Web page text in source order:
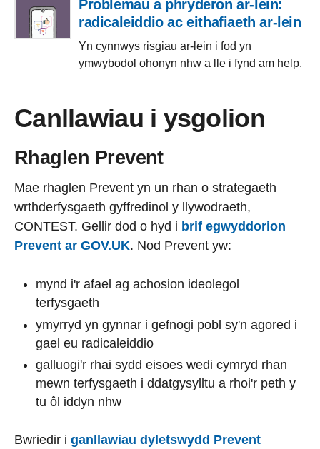
Problemau a phryderon ar-lein:
radicaleiddio ac eithafiaeth ar-lein
Yn cynnwys risgiau ar-lein i fod yn
ymwybodol ohonyn nhw a lle i fynd am help.
Canllawiau i ysgolion
Rhaglen Prevent
Mae rhaglen Prevent yn un rhan o strategaeth
wrthderfysgaeth gyffredinol y llywodraeth,
CONTEST. Gellir dod o hyd i brif egwyddorion
Prevent ar GOV.UK. Nod Prevent yw:
mynd i'r afael ag achosion ideolegol
terfysgaeth
ymyrryd yn gynnar i gefnogi pobl sy'n agored i
gael eu radicaleiddio
galluogi'r rhai sydd eisoes wedi cymryd rhan
mewn terfysgaeth i ddatgysylltu a rhoi'r peth y
tu ôl iddyn nhw
Bwriedir i ganllawiau dyletswydd Prevent